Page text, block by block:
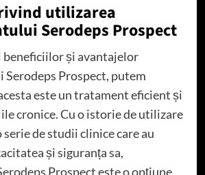
utilizarea
Serodeps Prospect
beneficiilor și avantajelor
Prospect, putem
este un tratament eficient și
cronice. Cu o istorie de utilizare
de studii clinice care au
și siguranța sa,
Prospect este o opțiune